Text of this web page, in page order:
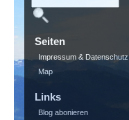
Seiten
Impressum & Datenschutz
Map
Links
Blog abonieren